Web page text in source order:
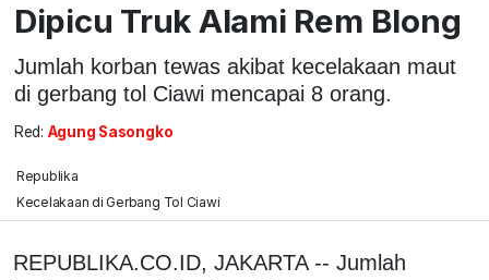
Dipicu Truk Alami Rem Blong
Jumlah korban tewas akibat kecelakaan maut
di gerbang tol Ciawi mencapai 8 orang.
Red: Agung Sasongko
Republika
Kecelakaan di Gerbang Tol Ciawi
REPUBLIKA.CO.ID, JAKARTA -- Jumlah